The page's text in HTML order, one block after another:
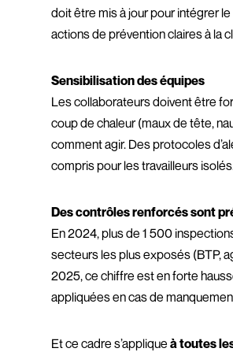
doit être mis à jour pour intégrer
actions de prévention claires à la
Sensibilisation des équipes
Les collaborateurs doivent être
coup de chaleur (maux de tête,
comment agir. Des protocoles
compris pour les travailleurs
Des contrôles renforcés sont
En 2024, plus de 1 500
secteurs les plus exposés (BTP,
2025, ce chiffre est en forte
appliquées en cas de
Et ce cadre s’appliqueà toutes